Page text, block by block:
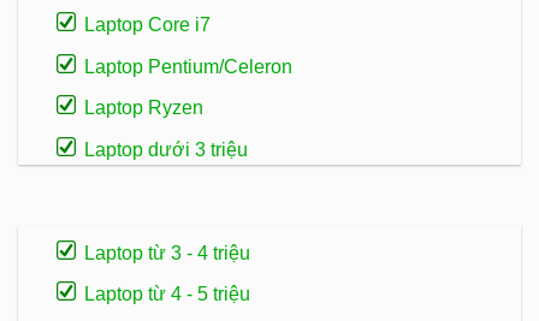
Laptop Core i7
Laptop Pentium/Celeron
Laptop Ryzen
Laptop dưới 3 triệu
Laptop từ 3 - 4 triệu
Laptop từ 4 - 5 triệu